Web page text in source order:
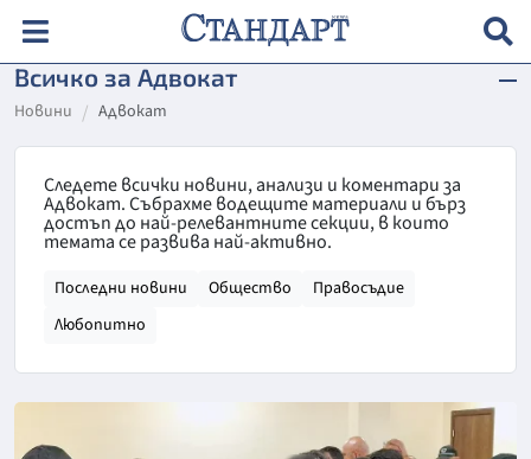
Всичко за Адвокат
Новини Адвокат
Следете всички новини, анализи и коментари за
Адвокат. Събрахме водещите материали и бърз
достъп до най-релевантните секции, в които
темата се развива най-активно.
Последни новини Общество
Правосъдие
Любопитно